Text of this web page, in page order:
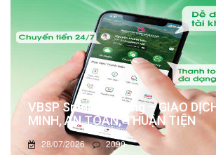
VBSP Smart Banking – GIAO
MINH, AN TOÀN, THUẬN TIỆN
28/07/2026 2090